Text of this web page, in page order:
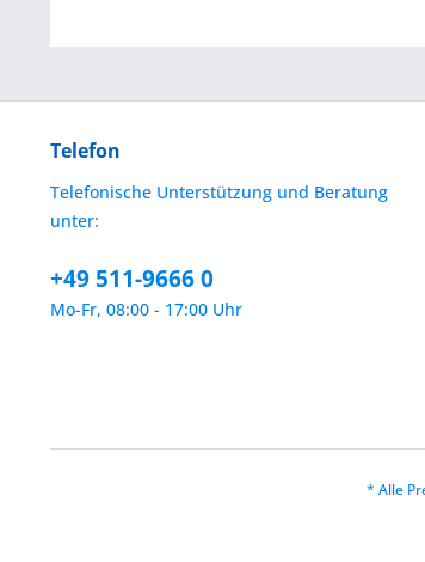
Telefon
Telefonische Unterstützung und Beratung
unter:
+49 511-9666 0
Mo-Fr, 08:00 - 17:00 Uhr
* Alle